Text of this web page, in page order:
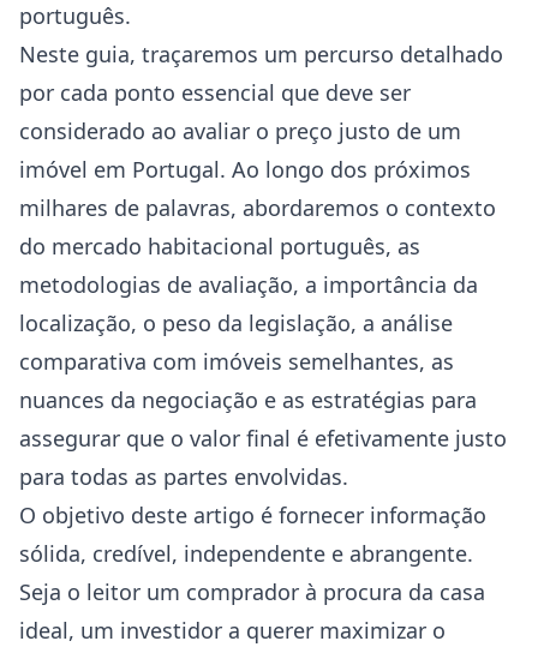
português.
Neste guia, traçaremos um percurso detalhado
por cada ponto essencial que deve ser
considerado ao avaliar o preço justo de um
imóvel em Portugal. Ao longo dos próximos
milhares de palavras, abordaremos o contexto
do mercado habitacional português, as
metodologias de avaliação, a importância da
localização, o peso da legislação, a análise
comparativa com imóveis semelhantes, as
nuances da negociação e as estratégias para
assegurar que o valor final é efetivamente justo
para todas as partes envolvidas.
O objetivo deste artigo é fornecer informação
sólida, credível, independente e abrangente.
Seja o leitor um comprador à procura da casa
ideal, um investidor a querer maximizar o